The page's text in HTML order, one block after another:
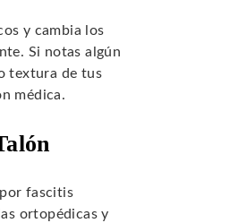
y cambia los
Si notas algún
textura de tus
médica.
fascitis
ortopédicas y